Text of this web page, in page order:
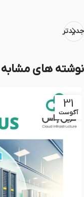
جدیدتر
نوشته های مشابه
31
آگوست